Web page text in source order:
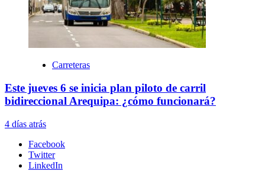
Carreteras
Este jueves 6 se inicia plan piloto de carril
bidireccional Arequipa: ¿cómo funcionará?
4 días atrás
Facebook
Twitter
LinkedIn